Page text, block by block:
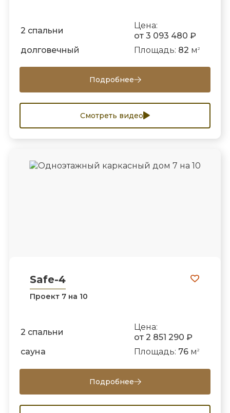
2 спальни
Цена:
от 3 093 480 ₽
долговечный
Площадь: 82 м 2
Подробнее
Смотреть видео
Safe-4
Проект 7 на 10
2 спальни
Цена:
от 2 851 290 ₽
сауна
Площадь: 76м 2
Подробнее